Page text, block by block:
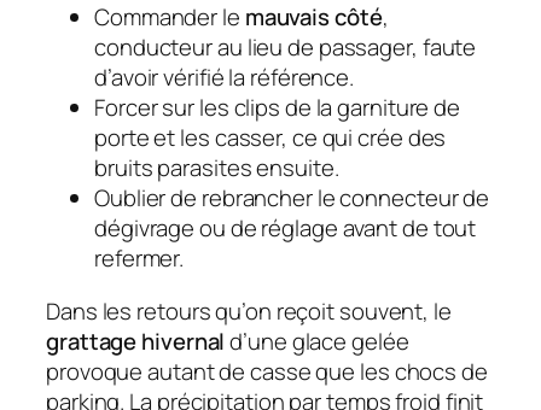
Commander le mauvais côté,
conducteur au lieu de passager, faute
d’avoir vérifié la référence.
Forcer sur les clips de la garniture de
porte et les casser, ce qui crée des
bruits parasites ensuite.
Oublier de rebrancher le connecteur de
dégivrage ou de réglage avant de tout
refermer.
Dans les retours qu’on reçoit souvent, le
grattage hivernald’une glace gelée
provoque autant de casse que les chocs de
parking. La précipitation par temps froid finit